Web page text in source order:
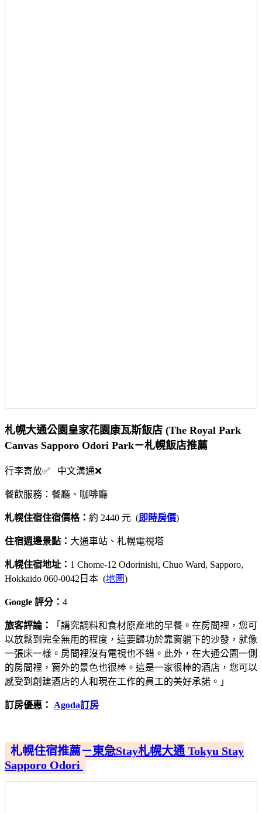
札幌大通公園皇家花園康瓦斯飯店 (The Royal Park
Canvas Sapporo Odori Park－札幌飯店推薦
行李寄放✅ 中文溝通❌
餐飲服務：餐廳、咖啡廳
札幌住宿住宿價格： 約 2440 元 (即時房價)
住宿週邊景點： 大通車站、札幌電視塔
札幌住宿地址： 1 Chome-12 Odorinishi, Chuo Ward, Sapporo,
Hokkaido 060-0042日本 (地圖)
Google 評分： 4
旅客評論：
「講究調料和食材原產地的早餐。在房間裡，您可
以放鬆到完全無用的程度，這要歸功於靠窗躺下的沙發，就像
一張床一樣。房間裡沒有電視也不錯。此外，在大通公園一側
的房間裡，窗外的景色也很棒。這是一家很棒的酒店，您可以
感受到創建酒店的人和現在工作的員工的美好承諾。」
訂房優惠： Agoda訂房
札幌住宿推薦－東急Stay札幌大通 Tokyu Stay
Sapporo Odori